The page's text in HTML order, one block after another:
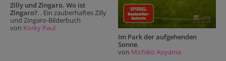
Zilly und Zingaro. Wo ist
Zingaro?. . Ein zauberhaftes Zilly
und Zingaro-Bilderbuch
von Korky Paul
Im Park der aufgehenden
Sonne.
von Michiko Aoyama